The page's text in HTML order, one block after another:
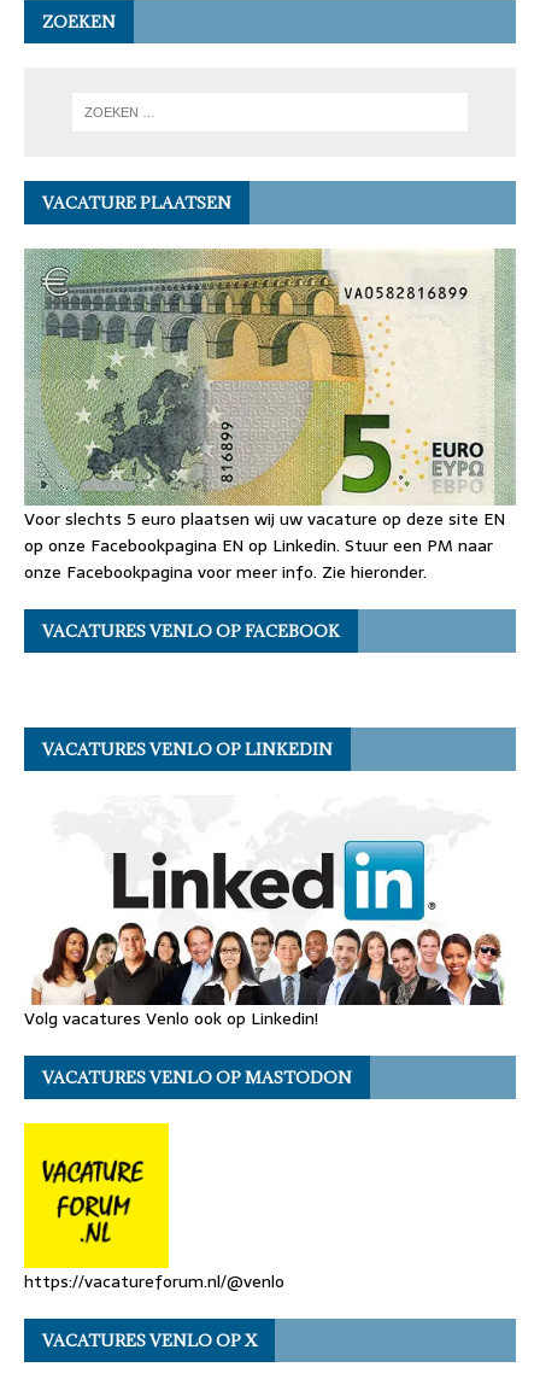
ZOEKEN
VACATURE PLAATSEN
Voor slechts 5 euro plaatsen wij uw vacature op deze site EN
op onze Facebookpagina EN op Linkedin. Stuur een PM naar
onze Facebookpagina voor meer info. Zie hieronder.
VACATURES VENLO OP FACEBOOK
VACATURES VENLO OP LINKEDIN
Volg vacatures Venlo ook op Linkedin!
VACATURES VENLO OP MASTODON
https://vacatureforum.nl/@venlo
VACATURES VENLO OP X